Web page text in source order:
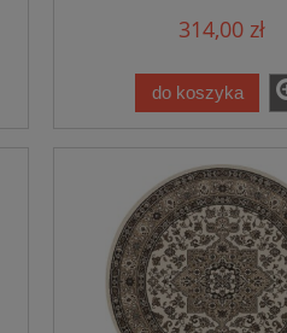
314,00 zł
do koszyka